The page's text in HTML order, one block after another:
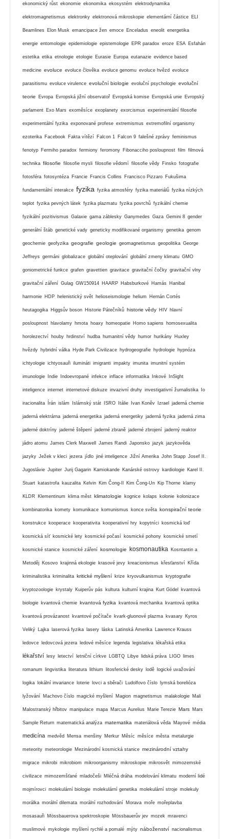
ekonomický růst ekonomie ekonomika ekosystém elektrodynamika
elektromagnetismus elektronky elektronová mikroskopie elementární částice ELI
Beamlines Elon Musk emancipace žen emoce Enceladus eneolit energetika
energie entomologie epidemiologie epistemologie EPR paradox eroze ESA Esfahán
estetika etika etnologie etologie Eurasie Europa eutanazie evidence based
medicine evoluce evoluce člověka evoluce genomu evoluce hvězd evoluce
parasitismu evoluce virulence evoluční biologie evoluční psychologie evoluční
teorie Evropa Evropská jižní observatoř Evropská komise Evropská unie Evropský
parlament Exo Mars exoměsíce exoplanety exorcismus experimentální filosofie
experimentální fyzika exponované profese extremismus extremofilní organismy
ezoterika Facebook Fakta vítězí Falcon 1 Falcon 9 falešné zprávy feminismus
fenotyp Fermiho paradox fermiony feromony Fibonacciho posloupnost film filmová
technika filosofie filosofie mysli filosofie vědomí filosofie vědy Finsko fotografie
fotosféra fotosyntéza Francie Francis Collins Francisco Pizzaro Fukušima
fundamentální interakce fyzika fyzika atmosféry fyzika materiálů fyzika nízkých
teplot fyzika pevných látek fyzika plazmatu fyzika povrchů fyzikální chemie
fyzikální pozitivismus Galaxie gama záblesky Ganymedes Gaza Gemini 8 gender
generální štáb genetické vady geneticky modifikované organismy genetika genom
geochemie geofyzika geografie geologie geomagnetismus geopolitika George
Jeffreys germáni globalizace globální oteplování globální zmeny klimatu GMO
goniometrické funkce grafen gravettien gravitace gravitační čočky gravitační vlny
gravitační záření Gulag GW150914 HAARP Habsburkové Hamás Hanibal
harmonie HDP helenistický svět helioseismologie helium Hernán Cortés
heutagogika Higgsův boson Historie Pátečníků historie vědy HIV hlavní
posloupnost hlavolamy hmota hoaxy homeopatie Homo sapiens homosexualita
horolezectví houby hrdinství hudba humanitní vědy humor hurikány Huxley
hvězdy hybridní válka Hyde Park Civilizace hydrogeografie hydrologie hypnóza
ichtyologie ichtyosauři ilumináti imigranti impakty imunita imunitní systém
imunologie Indie Indoevropané infekce inflace informatika Inkové InSight
inteligence internet internetové diskuze invazivní druhy investigativní žurnalistika Io
iracionalita Írán islám Islámský stát ISRO Itálie Ivan Koněv Izrael jaderná chemie
jaderná elektrárna jaderná energetika jaderná energetiky jaderná fyzika jaderná zima
jaderné doktríny jaderné štěpení jaderné zbraně jaderné zbrojení jaderný reaktor
jádro atomu James Clerk Maxwell James Randi Japonsko jazyk jazykověda
jazyky Ježek v kleci jezera jídlo jiné inteligence Jižní Amerika John Stapp Josef II.
Jugoslávie Jupiter Jurij Gagarin Kamiokande Kanárské ostrovy kardiologie Karel II.
Stuart katastrofa kauzalita Kelvin Kim Čong-Il Kim Čong-Un Kip Thorne klamy
KLDR Klementinum klima měst klimatologie kognice kolaps kolonie kolonizace
kombinatorika komety komunikace komunismus konce světa konspirační teorie
konstrukce kooperace kooperativita kooperativní hry kopytníci kosmická loď
kosmická síť kosmické lety kosmické počasí kosmické pohony kosmické smetí
kosmické stanice kosmické záření kosmologie kosmonautika Kosntantin a
Metoděj Kosovo krajinná ekologie krasové jevy kreacionismus křesťanství Křída
kriminalistika kriminalita kritické myšlení krize kryovulkanismus kryptografie
kryptozoologie krystaly Kuiperův pás kultura kulturní krajina Kurt Gödel kvantová
biologie kvantová chemie kvantová fyzika kvantová mechanika kvantová optika
kvantová provázanost kvantové počítače kvark-gluonové plazma kvasary Kyros
Veliký Lajka laserová fyzika lasery láska Latinská Amerika Lawrence Krauss
ledovce ledovcová jezera ledové měsíce legenda legislativa lékařská etika
lékařství lesy letectví letniční církve LGBTQ Libye lidská práva LIGO limes
romanum lingvistika literatura lithium litosferické desky lodě logické uvažování
logika lokální invariance loterie lovci a sběrači Ludolfovo číslo lymská borelióza
lyžování Machovo číslo magické myšlení Magion magnetismus malakologie Mali
Malostranský hřbitov manipulace mapa Marcus Aurelius Marie Terezie Mars Mars
Sample Return matematická analýza matematika materiálová věda Mayové média
medicína medvěd Mensa menšiny Merkur Měsíc měsíce města metalurgie
meteority meteorologie Mezinárodní kosmická stanice mezinárodní vztahy
migrace mikrobi mikrobiom mikroorganismy mikroskopie mikrosvět mimozemské
civilizace mimozemšťané mladočeši Mléčná dráha modelování klimatu moderní lidé
mojmírovci molekulární biologie molekulární genetika molekulární stroje molekuly
morálka morální dilemata morální rozhodování Morava moře mořeplavba
mosasauři Mössbauerova spektroskopie Mössbauerův jev mozek mravenci
muslimové mykologie myšlení rychlé a pomalé mýty náboženství nacionalismus